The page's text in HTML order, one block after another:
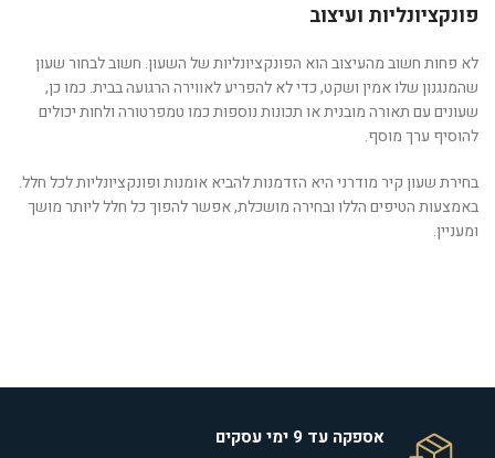
פונקציונליות ועיצוב
לא פחות חשוב מהעיצוב הוא הפונקציונליות של השעון. חשוב לבחור שעון
שהמנגנון שלו אמין ושקט, כדי לא להפריע לאווירה הרגועה בבית. כמו כן,
שעונים עם תאורה מובנית או תכונות נוספות כמו טמפרטורה ולחות יכולים
להוסיף ערך מוסף.
בחירת שעון קיר מודרני היא הזדמנות להביא אומנות ופונקציונליות לכל חלל.
באמצעות הטיפים הללו ובחירה מושכלת, אפשר להפוך כל חלל ליותר מושך
ומעניין.
אספקה עד 9 ימי עסקים